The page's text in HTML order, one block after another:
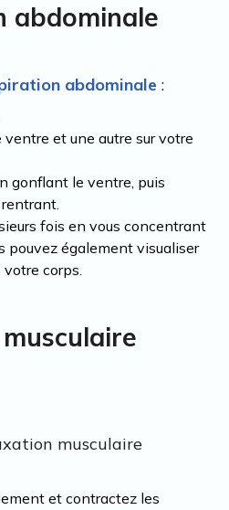
abdominale
abdominale :
et une autre sur votre
gonflant le ventre, puis
fois en vous concentrant
pouvez également visualiser
corps.
musculaire
et contractez les